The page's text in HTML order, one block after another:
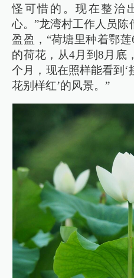
怪可惜的。现在整治
心。”龙湾村工作人员
盈盈，“荷塘里种着鄂
的荷花，从4月到8月底
个月，现在照样能看到
花别样红’的风景。”